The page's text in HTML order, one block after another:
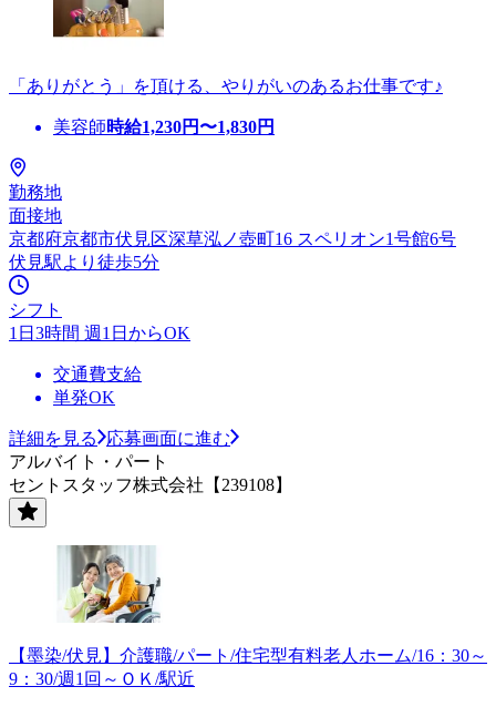
「ありがとう」を頂ける、やりがいのあるお仕事です♪
美容師時給1,230円〜1,830円
勤務地
面接地
京都府京都市伏見区深草泓ノ壺町16 スペリオン1号館6号
伏見駅より徒歩5分
シフト
1日3時間 週1日からOK
交通費支給
単発OK
詳細を見る
応募画面に進む
アルバイト・パート
セントスタッフ株式会社【239108】
【墨染/伏見】介護職/パート/住宅型有料老人ホーム/16：30～
9：30/週1回～ＯＫ/駅近